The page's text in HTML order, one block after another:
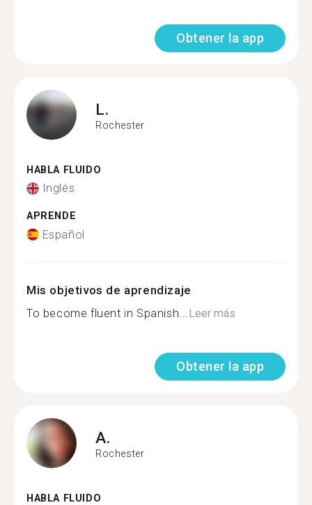
Obtener la app
L.
Rochester
HABLA FLUIDO
Inglés
APRENDE
Español
Mis objetivos de aprendizaje
To become fluent in Spanish... Leer más
Obtener la app
A.
Rochester
HABLA FLUIDO